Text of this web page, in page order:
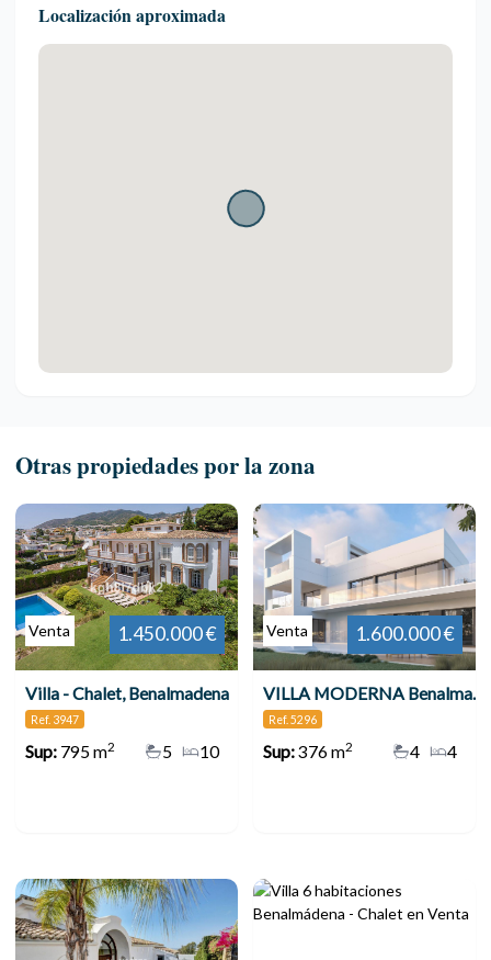
Localización aproximada
Otras propiedades por la zona
Venta 1.450.000 €
Villa - Chalet, Benalmadena
Ref. 3947
Sup:795 m2 10
5
Venta 1.600.000 €
VILLA MODERNA Benalmadena 5296-53
Ref. 5296
Sup:376 m2 4
4